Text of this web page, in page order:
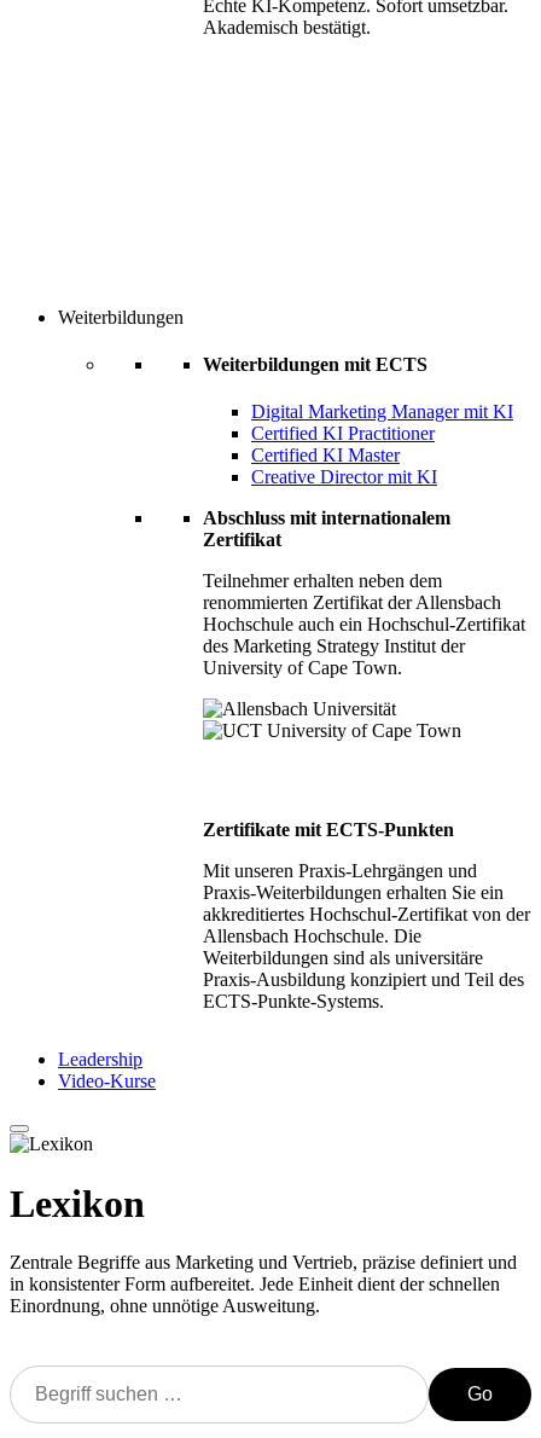
Echte KI-Kompetenz. Sofort umsetzbar.
Akademisch bestätigt.
Weiterbildungen
Weiterbildungen mit ECTS
Digital Marketing Manager mit KI
Certified KI Practitioner
Certified KI Master
Creative Director mit KI
Abschluss mit internationalem
Zertifikat
Teilnehmer erhalten neben dem
renommierten Zertifikat der Allensbach
Hochschule auch ein Hochschul-Zertifikat
des Marketing Strategy Institut der
University of Cape Town.
Zertifikate mit ECTS-Punkten
Mit unseren Praxis-Lehrgängen und
Praxis-Weiterbildungen erhalten Sie ein
akkreditiertes Hochschul-Zertifikat von der
Allensbach Hochschule. Die
Weiterbildungen sind als universitäre
Praxis-Ausbildung konzipiert und Teil des
ECTS-Punkte-Systems.
Leadership
Video-Kurse
Lexikon
Zentrale Begriffe aus Marketing und Vertrieb, präzise definiert und
in konsistenter Form aufbereitet. Jede Einheit dient der schnellen
Einordnung, ohne unnötige Ausweitung.
Go